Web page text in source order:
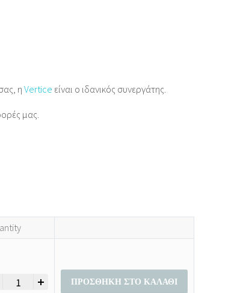
ηVertice είναι ο ιδανικός συνεργάτης.
μας.
Λευκή Μπλούζα με Boho Print – Plus Size Chic & Άνεση quantity
ΠΡΟΣΘΉΚΗ ΣΤΟ ΚΑΛΆΘΙ